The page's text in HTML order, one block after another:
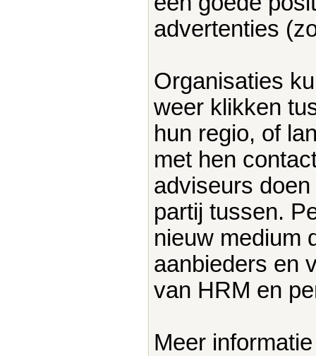
advertenties
Organisaties
weer klikken
hun regio, of
met hen
adviseurs
partij tussen.
nieuw medium
aanbieders en
van HRM en
Meer